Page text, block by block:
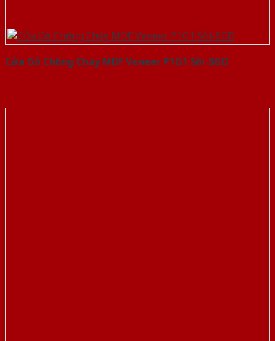
Cửa Gỗ Chống Cháy MDF Veneer P1G1 Sồi-SGD